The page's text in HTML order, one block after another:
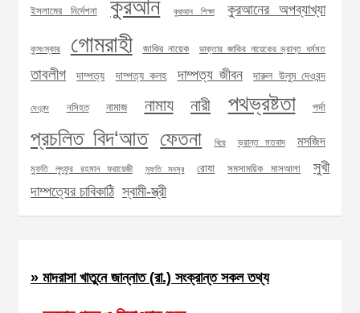
ইসলামের নির্দেশনা কুরআন কুরআন শিক্ষা কুরআনের অপব্যাখ্যা
কুসংস্কার গোমরাহী জাকির নায়েক ডাক্তার জাকির নায়েকের ভ্রান্ত ধর্মমত
তাবলীগ দাম্পত্য দাম্পত্য কলহ দাম্পত্য জীবন দারুল উলুম দেওবন্দ
দেওবন্দ নসিহত নামাজ নামায নারী পথভ্রষ্টতা পর্দা
প্রচলিত বিদ‘আত ফেতনা বিয়ে ভ্রান্ত মতবাদ মসজিদ
মুফতি লুৎফুর রহমান ফরায়েজী মুফতি মনসুর রোযা সমসাময়িক মাসআলা
সুখী
দাম্পত্যের চাবিকাঠি স্বামী-স্ত্রী
» মাদরাসা খাতুনে জান্নাত (রা.) সংক্রান্ত সকল তথ্য